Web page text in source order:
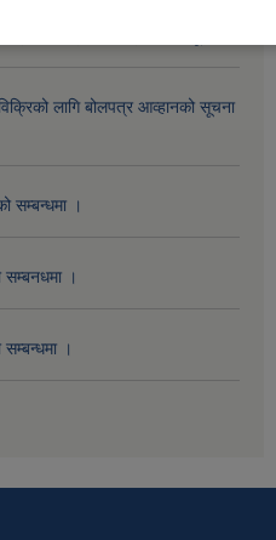
लागि बोलपत्र आव्हानको सूचना
सम्बन्धमा ।
सम्बनधमा ।
।